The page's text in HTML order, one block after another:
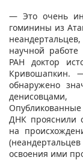
— Это очень
гоминины из
научной
РАН доктор
Кривошапкин.
обнаружено
ДНК прояснили
на
освоения ими